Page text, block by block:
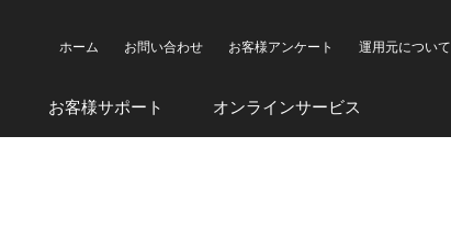
ホーム
お問い合わせ お客様アンケート 運用元について
お客様サポート オンラインサービス